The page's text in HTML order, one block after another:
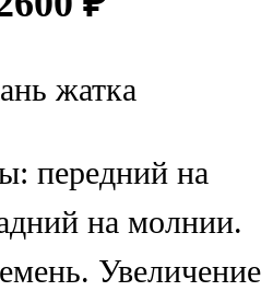
жатка
передний на
на молнии.
Увеличение